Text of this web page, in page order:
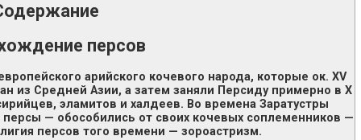
персов
арийского кочевого народа, которые ок. XV
из Средней Азии, а затем заняли Персиду примерно в X
эламитов и халдеев. Во времена Заратустры
— обособились от своих кочевых соплеменников —
персов того времени — зороастризм.